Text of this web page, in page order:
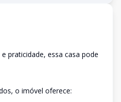
praticidade, essa casa pode
o imóvel oferece: